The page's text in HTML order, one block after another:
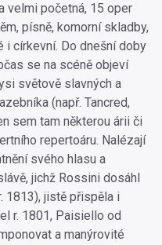
velmi početná, 15 oper
písně, komorní skladby,
i církevní. Do dnešní doby
se na scéně objeví
světově slavných a
(např. Tancred,
sem tam některou árii či
repertoáru. Nalézají
svého hlasu a
jichž Rossini dosáhl
1813), jistě přispěla i
r. 1801, Paisiello od
a manýrovité